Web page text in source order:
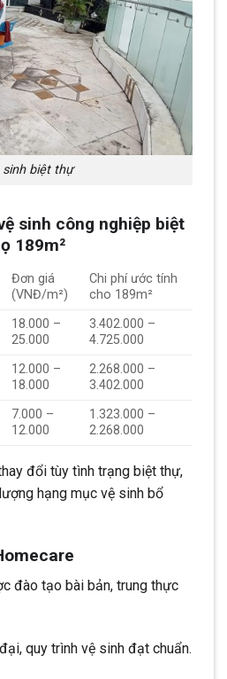
sinh biệt thự
sinh công nghiệp biệt
189m²
Đơn giá
(VNĐ/m²)
Chi phí ước tính
cho 189m²
18.000 –
25.000
3.402.000 –
4.725.000
12.000 –
18.000
2.268.000 –
3.402.000
7.000 –
12.000
1.323.000 –
2.268.000
đổi tùy tình trạng biệt thự,
hạng mục vệ sinh bổ
đào tạo bài bản, trung thực
quy trình vệ sinh đạt chuẩn.